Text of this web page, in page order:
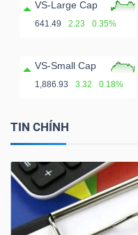
VS-Large Cap
641.49 2.23 0.35%
VS-Small Cap
1,886.93 3.32 0.18%
TIN CHÍNH